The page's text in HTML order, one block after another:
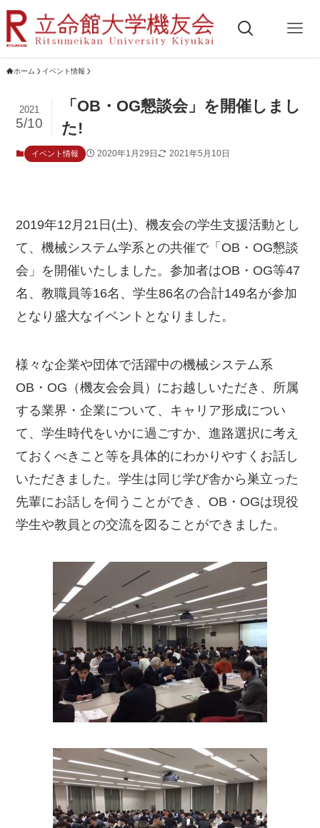
ホーム イベント情報
「OB・OG懇談会」を開催しまし
た!
2021
5/10
イベント情報 2020年1月29日 2021年5月10日
2019年12月21日(土)、機友会の学生支援活動とし
て、機械システム学系との共催で「OB・OG懇談
会」を開催いたしました。参加者はOB・OG等47
名、教職員等16名、学生86名の合計149名が参加
となり盛大なイベントとなりました。
様々な企業や団体で活躍中の機械システム系
OB・OG（機友会会員）にお越しいただき、所属
する業界・企業について、キャリア形成につい
て、学生時代をいかに過ごすか、進路選択に考え
ておくべきこと等を具体的にわかりやすくお話し
いただきました。学生は同じ学び舎から巣立った
先輩にお話しを伺うことができ、OB・OGは現役
学生や教員との交流を図ることができました。